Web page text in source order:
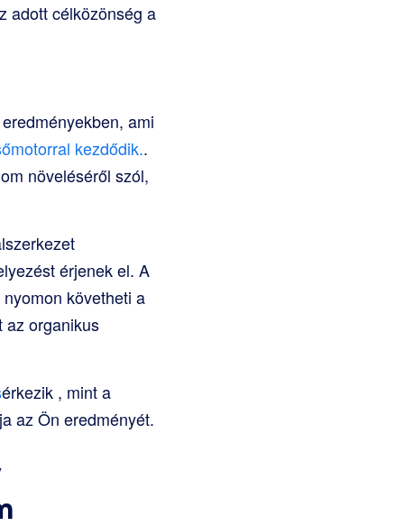
adott célközönség a
ami
kezdődik..
növeléséről szól,
érjenek el. A
követheti a
az organikus
érkezik , mint a
az Ön eredményét.